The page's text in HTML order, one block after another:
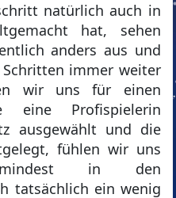
natürlich auch in
hat, sehen
anders aus und
immer weiter
wir uns für einen
eine Profispielerin
ausgewählt und die
fühlen wir uns
in den
tatsächlich ein wenig